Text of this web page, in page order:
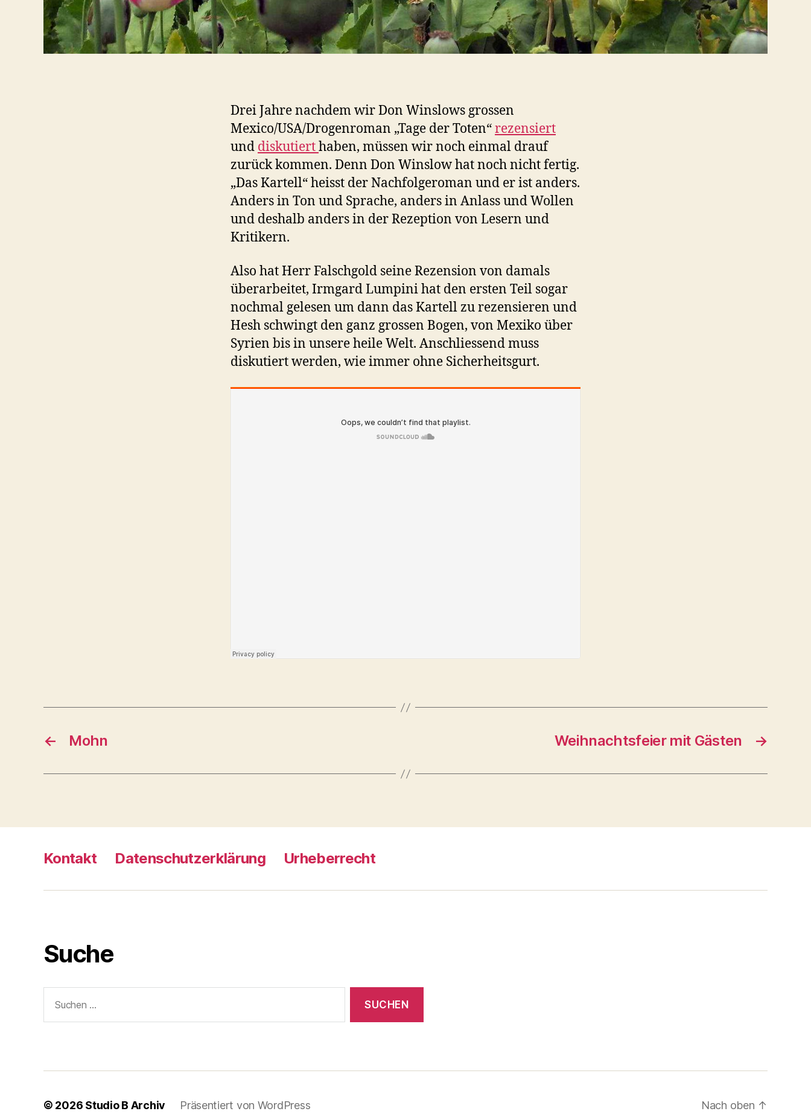
Drei Jahre nachdem wir Don Winslows grossen
Mexico/USA/Drogenroman „Tage der Toten“rezensiert
und diskutierthaben, müssen wir noch einmal drauf
zurück kommen. Denn Don Winslow hat noch nicht fertig.
„Das Kartell“ heisst der Nachfolgeroman und er ist anders.
Anders in Ton und Sprache, anders in Anlass und Wollen
und deshalb anders in der Rezeption von Lesern und
Kritikern.
Also hat Herr Falschgold seine Rezension von damals
überarbeitet, Irmgard Lumpini hat den ersten Teil sogar
nochmal gelesen um dann das Kartell zu rezensieren und
Hesh schwingt den ganz grossen Bogen, von Mexiko über
Syrien bis in unsere heile Welt. Anschliessend muss
diskutiert werden, wie immer ohne Sicherheitsgurt.
← Mohn →
Weihnachtsfeier mit Gästen
Kontakt Datenschutzerklärung Urheberrecht
Suche
nach:
© 2026 Studio B Archiv Präsentiert von WordPress Nach oben ↑